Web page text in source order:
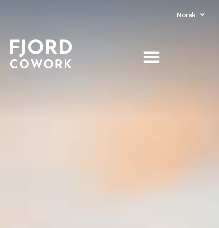
Norsk
English